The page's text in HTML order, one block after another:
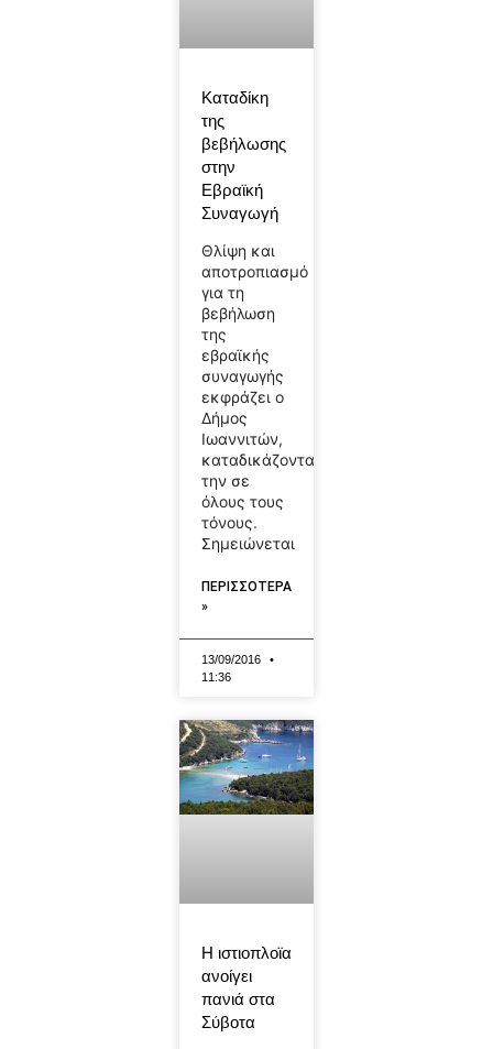
Καταδίκη
της
βεβήλωσης
στην
Εβραϊκή
Συναγωγή
Θλίψη και
αποτροπιασμό
για τη
βεβήλωση
της
εβραϊκής
συναγωγής
εκφράζει ο
Δήμος
Ιωαννιτών,
καταδικάζοντας
την σε
όλους τους
τόνους.
Σημειώνεται
ΠΕΡΙΣΣΟΤΕΡΑ
»
13/09/2016
11:36
Η ιστιοπλοϊα
ανοίγει
πανιά στα
Σύβοτα